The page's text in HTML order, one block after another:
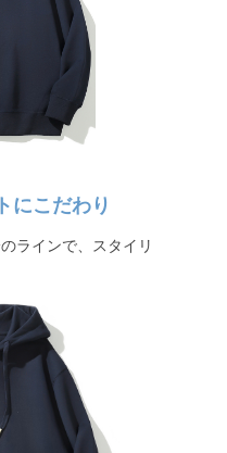
にこだわり
ラインで、スタイリ